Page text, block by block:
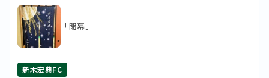
「閉幕」
新木宏典FC